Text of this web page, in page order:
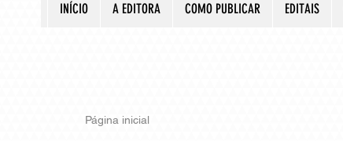
INÍCIO A EDITORA COMO PUBLICAR EDITAIS
Página inicial